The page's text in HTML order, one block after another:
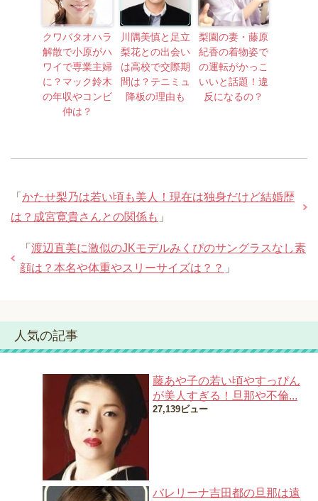
クワバタオハラ
解散で小原がハ
ワイで専業主婦
に？マック鈴木
の年収やコンビ
仲は？
川隅美慎と足立
梨花との出会い
は高校で交際期
間は？テニミュ
降板の理由も
梨園の妻・藤原
紀香の着物姿で
の運転がかっこ
いいと話題！違
反になるの？
「 かたせ梨乃は若い頃も美人！現在は独身だけど結婚歴
は？成宮寛貴さんとの関係も 」
「 渡辺直美に激似のJKモデルみくぴのサングラスなし素
顔は？本名や体重やスリーサイズは？？ 」
人気の記事
藤あや子の若い頃やすっぴん
が美人すぎる！旦那や不倫...
27,139ビュー
バレリーナ吉田都の旦那は遠